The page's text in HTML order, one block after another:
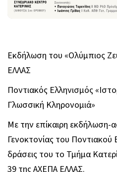
Εκδήλωση του «Ολύμπιος
ΕΛΛΑΣ
Ποντιακός Ελληνισμός
Γλωσσική Κληρονομιά»
Με την επίκαιρη εκδήλωση-
Γενοκτονίας του Ποντιακού
δράσεις του το Τμήμα
39 της ΑΧΕΠΑ ΕΛΛΑΣ.